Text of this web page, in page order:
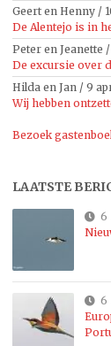
Geert en Henny /
De Alentejo is in
Peter en Jeanette /
De excursie over
Hilda en Jan / 9
Wij hebben
Bezoek
LAATSTE
6
6